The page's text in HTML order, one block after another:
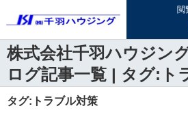
閲
株式会社千羽ハウジン
ログ記事一覧 | タグ:ト
タグ:トラブル対策